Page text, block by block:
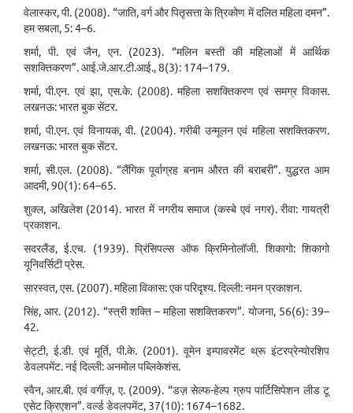
वेलास्कर, पी. (2008). “जाति, वर्ग और पितृसत्ता के त्रिकोण में दलित महिला दमन”.
हम सबला, 5: 4–6.
शर्मा, पी. एवं जैन, एन. (2023). “मलिन बस्ती की महिलाओं में आर्थिक
सशक्तिकरण”. आई.जे.आर.टी.आई., 8(3): 174–179.
शर्मा, पी.एन. एवं झा, एस.के. (2008). महिला सशक्तिकरण एवं समग्र विकास.
लखनऊ: भारत बुक सेंटर.
शर्मा, पी.एन. एवं विनायक, वी. (2004). गरीबी उन्मूलन एवं महिला सशक्तिकरण.
लखनऊ: भारत बुक सेंटर.
शर्मा, सी.एल. (2008). “लैंगिक पूर्वाग्रह बनाम औरत की बराबरी”. युद्धरत आम
आदमी, 90(1): 64–65.
शुक्ल, अखिलेश (2014). भारत में नगरीय समाज (कस्बे एवं नगर). रीवा: गायत्री
प्रकाशन.
सदरलैंड, ई.एच. (1939). प्रिंसिपल्स ऑफ क्रिमिनोलॉजी. शिकागो: शिकागो
यूनिवर्सिटी प्रेस.
सारस्वत, एस. (2007). महिला विकास: एक परिदृश्य. दिल्ली: नमन प्रकाशन.
सिंह, आर. (2012). “स्त्री शक्ति – महिला सशक्तिकरण”. योजना, 56(6): 39–
42.
सेट्टी, ई.डी. एवं मूर्ति, पी.के. (2001). वूमेन इम्पावरमेंट थ्रू इंटरप्रेन्योरशिप
डेवलपमेंट. नई दिल्ली: अनमोल पब्लिकेशंस.
स्वैन, आर.बी. एवं वर्गीज़, ए. (2009). “डज़ सेल्फ-हेल्प ग्रुप पार्टिसिपेशन लीड टू
एसेट क्रिएशन”. वर्ल्ड डेवलपमेंट, 37(10): 1674–1682.